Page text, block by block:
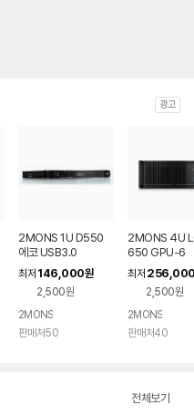
광고
2MONS 1U D550
에코 USB3.0
최저 146,000원
2,500원
2MONS
판매처50
2MONS 4U
650 GPU-6
최저
2,500원
2MONS
판매처40
전체보기